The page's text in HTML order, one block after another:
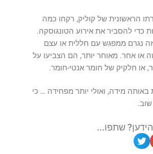
הראשונית של קוליק, רקחו כמה
כדי להסביר את אירוע הטונגוסקה.
נגרם ממפגש עם חללית או עצם
או אחר. מאוחר יותר, הם הצביעו על
או חלקיק של חומר אנטי-חומר.
מידה, ואולי יותר מפחידה … כי
שוב.
שתפו...